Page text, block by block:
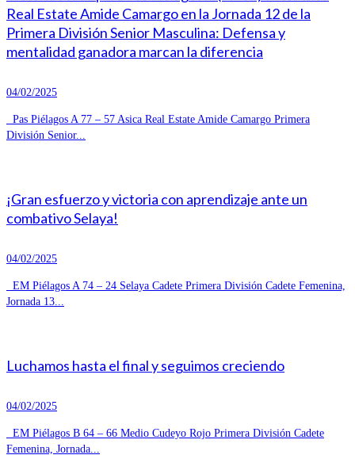
Real Estate Amide Camargo en la Jornada 12 de la
Primera División Senior Masculina: Defensa y
mentalidad ganadora marcan la diferencia
04/02/2025
Pas Piélagos A 77 – 57 Asica Real Estate Amide Camargo Primera
División Senior...
¡Gran esfuerzo y victoria con aprendizaje ante un
combativo Selaya!
04/02/2025
EM Piélagos A 74 – 24 Selaya Cadete Primera División Cadete Femenina,
Jornada 13...
Luchamos hasta el final y seguimos creciendo
04/02/2025
EM Piélagos B 64 – 66 Medio Cudeyo Rojo Primera División Cadete
Femenina, Jornada...